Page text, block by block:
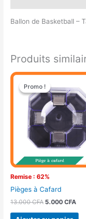
Ballon de Basketball –
Produits
Promo !
Remise : 62%
Promo !
Pièges à Cafard
13.000CFA
Le
prix
initial
était :
13.000 CFA.
5.000CFA
Le
est